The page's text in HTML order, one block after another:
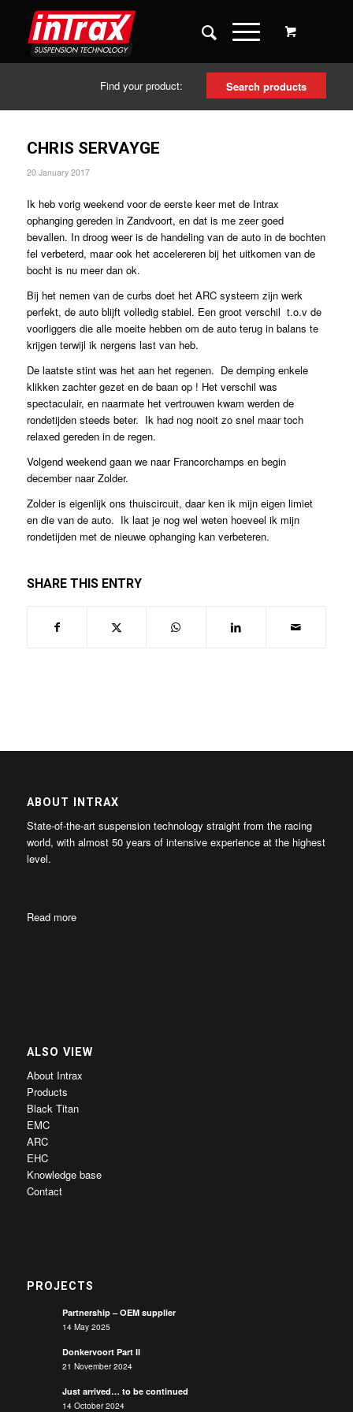
Find your product: Search products
CHRIS SERVAYGE
20 January 2017
Ik heb vorig weekend voor de eerste keer met de Intrax
ophanging gereden in Zandvoort, en dat is me zeer goed
bevallen. In droog weer is de handeling van de auto in de bochten
fel verbeterd, maar ook het accelereren bij het uitkomen van de
bocht is nu meer dan ok.
Bij het nemen van de curbs doet het ARC systeem zijn werk
perfekt, de auto blijft volledig stabiel. Een groot verschil t.o.v de
voorliggers die alle moeite hebben om de auto terug in balans te
krijgen terwijl ik nergens last van heb.
De laatste stint was het aan het regenen. De demping enkele
klikken zachter gezet en de baan op ! Het verschil was
spectaculair, en naarmate het vertrouwen kwam werden de
rondetijden steeds beter. Ik had nog nooit zo snel maar toch
relaxed gereden in de regen.
Volgend weekend gaan we naar Francorchamps en begin
december naar Zolder.
Zolder is eigenlijk ons thuiscircuit, daar ken ik mijn eigen limiet
en die van de auto. Ik laat je nog wel weten hoeveel ik mijn
rondetijden met de nieuwe ophanging kan verbeteren.
SHARE THIS ENTRY
ABOUT INTRAX
State-of-the-art suspension technology straight from the racing
world, with almost 50 years of intensive experience at the highest
level.
Read more
ALSO VIEW
About Intrax
Products
Black Titan
EMC
ARC
EHC
Knowledge base
Contact
PROJECTS
Partnership – OEM supplier
14 May 2025
Donkervoort Part II
21 November 2024
Just arrived… to be continued
14 October 2024